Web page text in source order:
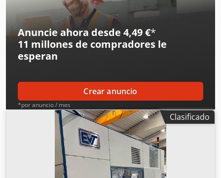
temperatura: de 30 a 110 °C -Temperatura de
funcionamiento: máx. 70 °C Djdpozn H Alofx Afmeck -
Generador ultrasónico: Zhangjiagang Zhongnuo, tipo JYD -
Componentes individuales: véase las fotos -Dimensiones:
2530/315/A700 mm -Peso: 150 kg
Anuncie ahora desde 4,49 €*
11 millones de compradores le
esperan
Crear anuncio
*por anuncio / mes
Clasificado